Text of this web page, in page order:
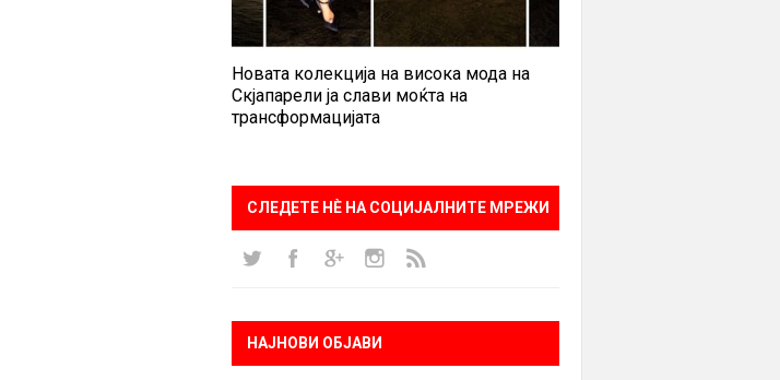
Новата колекција на висока мода на
Скјапарели ја слави моќта на
трансформацијата
СЛЕДЕТЕ НÈ НА СОЦИЈАЛНИТЕ МРЕЖИ
НАЈНОВИ ОБЈАВИ